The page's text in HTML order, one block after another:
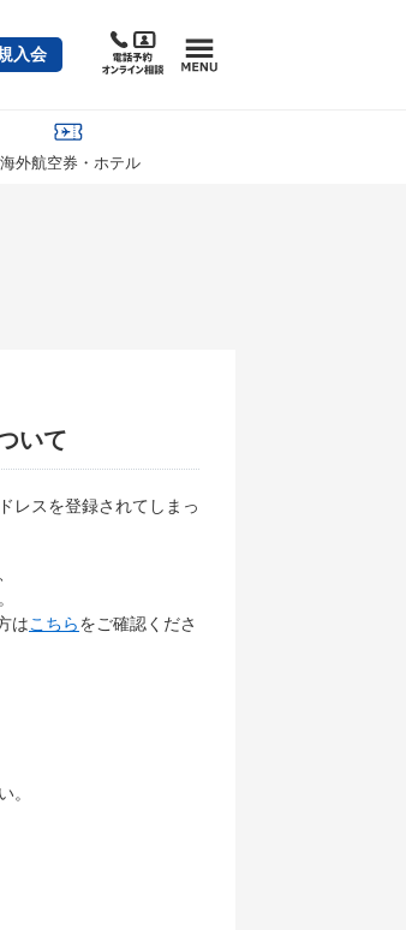
入会
海外航空券・ホテル
いて
レスを登録されてしまっ
はこちらをご確認くださ
。